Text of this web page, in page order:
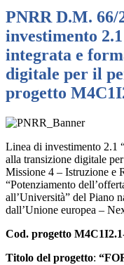
PNRR D.M. 66/
investimento
integrata e
digitale per il
progetto
Linea di investimento 2.1
alla transizione digitale
Missione 4 – Istruzione e
“Potenziamento
all’Università” del Piano
dall’Unione europea –
Cod. progetto
Titolo del progetto: